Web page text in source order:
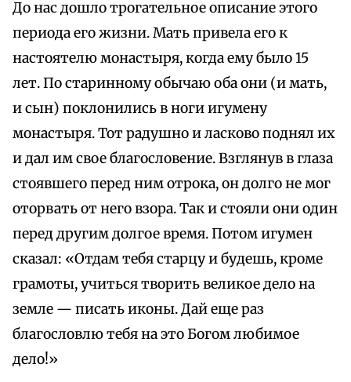
До нас дошло трогательное описание этого
периода его жизни. Мать привела его к
настоятелю монастыря, когда ему было 15
лет. По старинному обычаю оба они (и мать,
и сын) поклонились в ноги игумену
монастыря. Тот радушно и ласково поднял их
и дал им свое благословение. Взглянув в глаза
стоявшего перед ним отрока, он долго не мог
оторвать от него взора. Так и стояли они один
перед другим долгое время. Потом игумен
сказал: «Отдам тебя старцу и будешь, кроме
грамоты, учиться творить великое дело на
земле — писать иконы. Дай еще раз
благословлю тебя на это Богом любимое
дело!»